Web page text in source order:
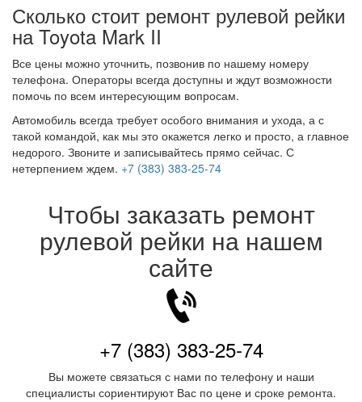
Сколько стоит ремонт рулевой рейки
на Toyota Mark II
Все цены можно уточнить, позвонив по нашему номеру
телефона. Операторы всегда доступны и ждут возможности
помочь по всем интересующим вопросам.
Автомобиль всегда требует особого внимания и ухода, а с
такой командой, как мы это окажется легко и просто, а главное
недорого. Звоните и записывайтесь прямо сейчас. С
нетерпением ждем. +7 (383) 383-25-74
Чтобы заказать ремонт
рулевой рейки на нашем
сайте
+7 (383) 383-25-74
Вы можете связаться с нами по телефону и наши
специалисты сориентируют Вас по цене и сроке ремонта.